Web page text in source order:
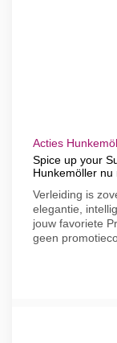
Acties
Spice up your
Hunkemöller nu
Verleiding is
elegantie,
jouw favoriete
geen